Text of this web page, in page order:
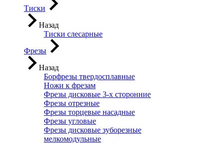
Тиски
Назад
Тиски слесарные
Фрезы
Назад
Борфрезы твердосплавные
Ножи к фрезам
Фрезы дисковые 3-х сторонние
Фрезы отрезные
Фрезы торцевые насадные
Фрезы угловые
Фрезы дисковые зуборезные
мелкомодульные